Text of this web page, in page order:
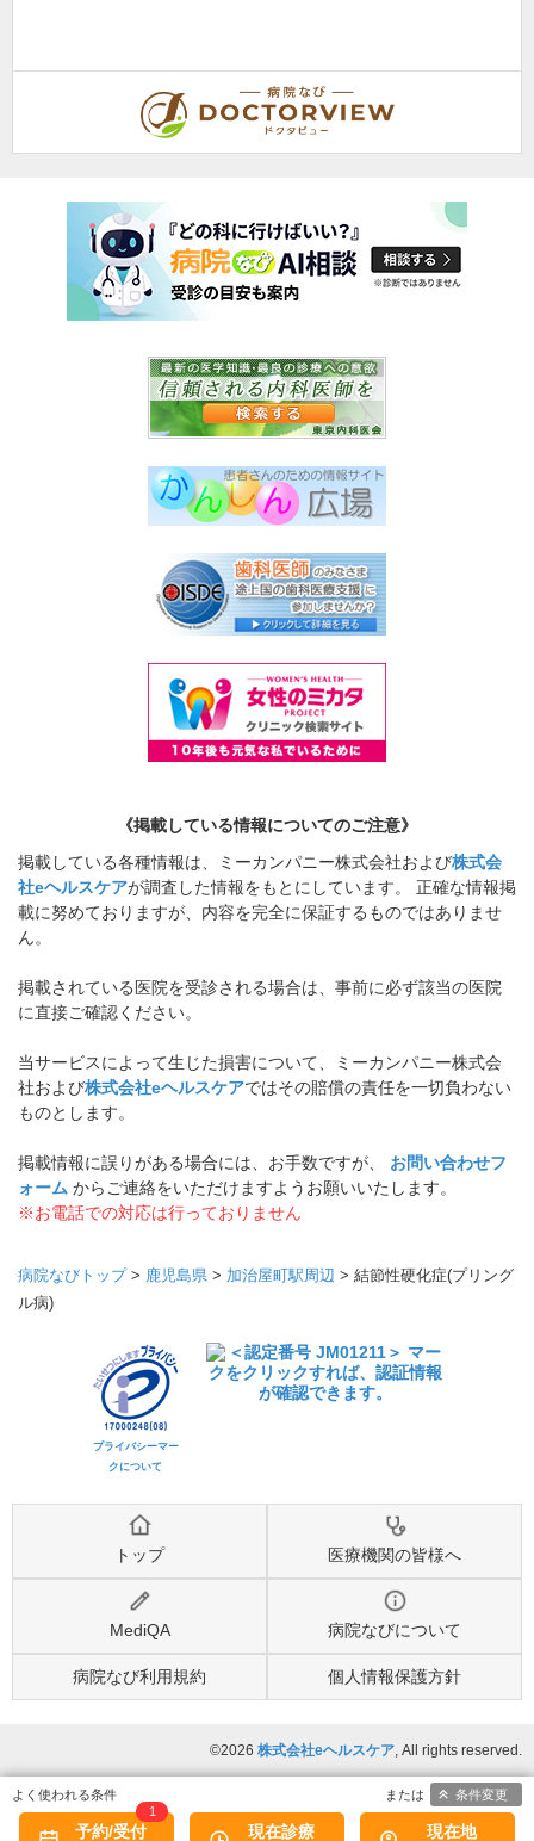
《掲載している情報についてのご注意》
掲載している各種情報は、ミーカンパニー株式会社および株式会
社eヘルスケアが調査した情報をもとにしています。 正確な情報掲
載に努めておりますが、内容を完全に保証するものではありませ
ん。
掲載されている医院を受診される場合は、事前に必ず該当の医院
に直接ご確認ください。
当サービスによって生じた損害について、ミーカンパニー株式会
社および株式会社eヘルスケアではその賠償の責任を一切負わない
ものとします。
掲載情報に誤りがある場合には、お手数ですが、 お問い合わせフ
ォーム からご連絡をいただけますようお願いいたします。
※お電話での対応は行っておりません
病院なびトップ> 鹿児島県 > 加治屋町駅周辺 > 結節性硬化症(プリング
ル病)
プライバシーマー
クについて
トップ 医療機関の皆様へ
MediQA 病院なびについて
病院なび利用規約 個人情報保護方針
©2026 株式会社eヘルスケア, All rights reserved.
予約/受付
1
現在診療 現在地
条件変更